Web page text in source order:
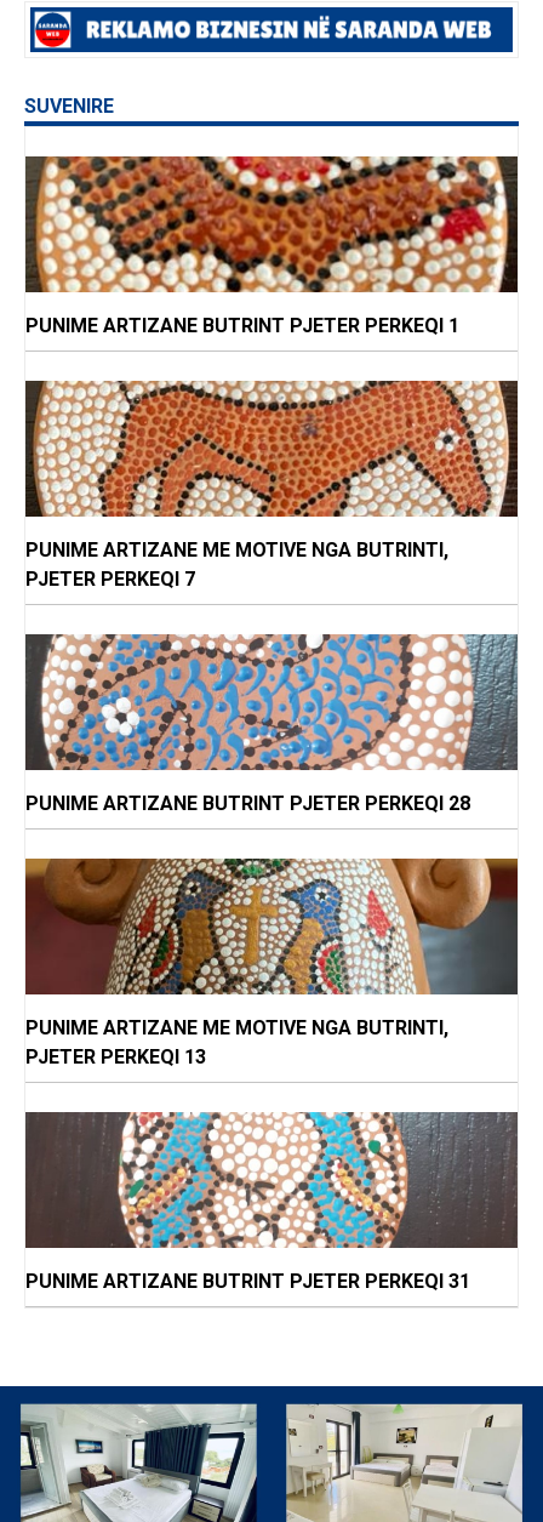
SUVENIRE
PUNIME ARTIZANE BUTRINT PJETER PERKEQI 1
PUNIME ARTIZANE ME MOTIVE NGA BUTRINTI,
PJETER PERKEQI 7
PUNIME ARTIZANE BUTRINT PJETER PERKEQI 28
PUNIME ARTIZANE ME MOTIVE NGA BUTRINTI,
PJETER PERKEQI 13
PUNIME ARTIZANE BUTRINT PJETER PERKEQI 31